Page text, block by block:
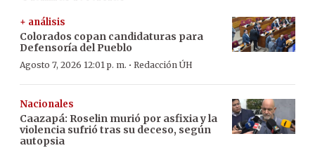
+ análisis
Colorados copan candidaturas para
Defensoría del Pueblo
Agosto 7, 2026 12:01 p. m. · Redacción ÚH
Nacionales
Caazapá: Roselin murió por asfixia y la
violencia sufrió tras su deceso, según
autopsia